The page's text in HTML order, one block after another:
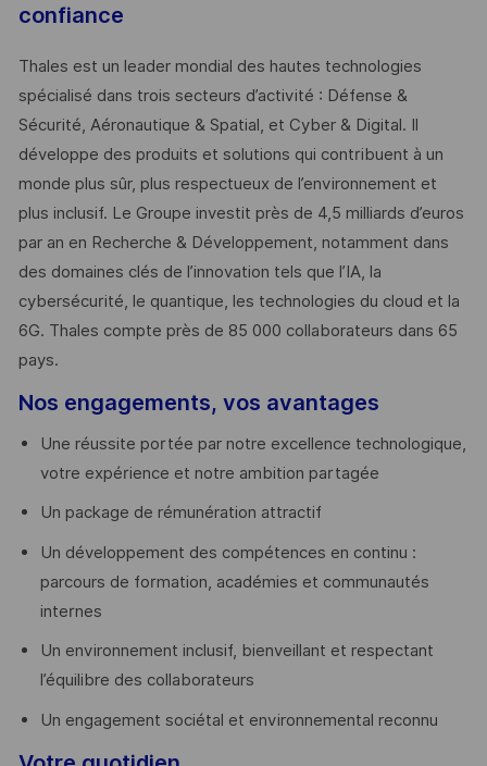
confiance
Thales est un leader mondial des hautes technologies
spécialisé dans trois secteurs d’activité : Défense &
Sécurité, Aéronautique & Spatial, et Cyber & Digital. Il
développe des produits et solutions qui contribuent à un
monde plus sûr, plus respectueux de l’environnement et
plus inclusif. Le Groupe investit près de 4,5 milliards d’euros
par an en Recherche & Développement, notamment dans
des domaines clés de l’innovation tels que l’IA, la
cybersécurité, le quantique, les technologies du cloud et la
6G. Thales compte près de 85 000 collaborateurs dans 65
pays. ​
Nos engagements, vos avantages
Une réussite portée par notre excellence technologique,
votre expérience et notre ambition partagée
Un package de rémunération attractif
Un développement des compétences en continu :
parcours de formation, académies et communautés
internes
Un environnement inclusif, bienveillant et respectant
l’équilibre des collaborateurs
Un engagement sociétal et environnemental reconnu